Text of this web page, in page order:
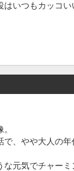
いつもカッコ
、やや大人の年
元気でチャー